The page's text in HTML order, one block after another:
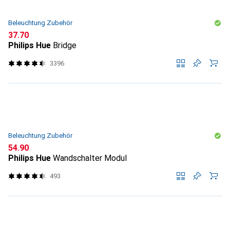
Beleuchtung Zubehör
CHF
37.70
Philips Hue Bridge
3396
Beleuchtung Zubehör
CHF
54.90
Philips Hue Wandschalter Modul
493